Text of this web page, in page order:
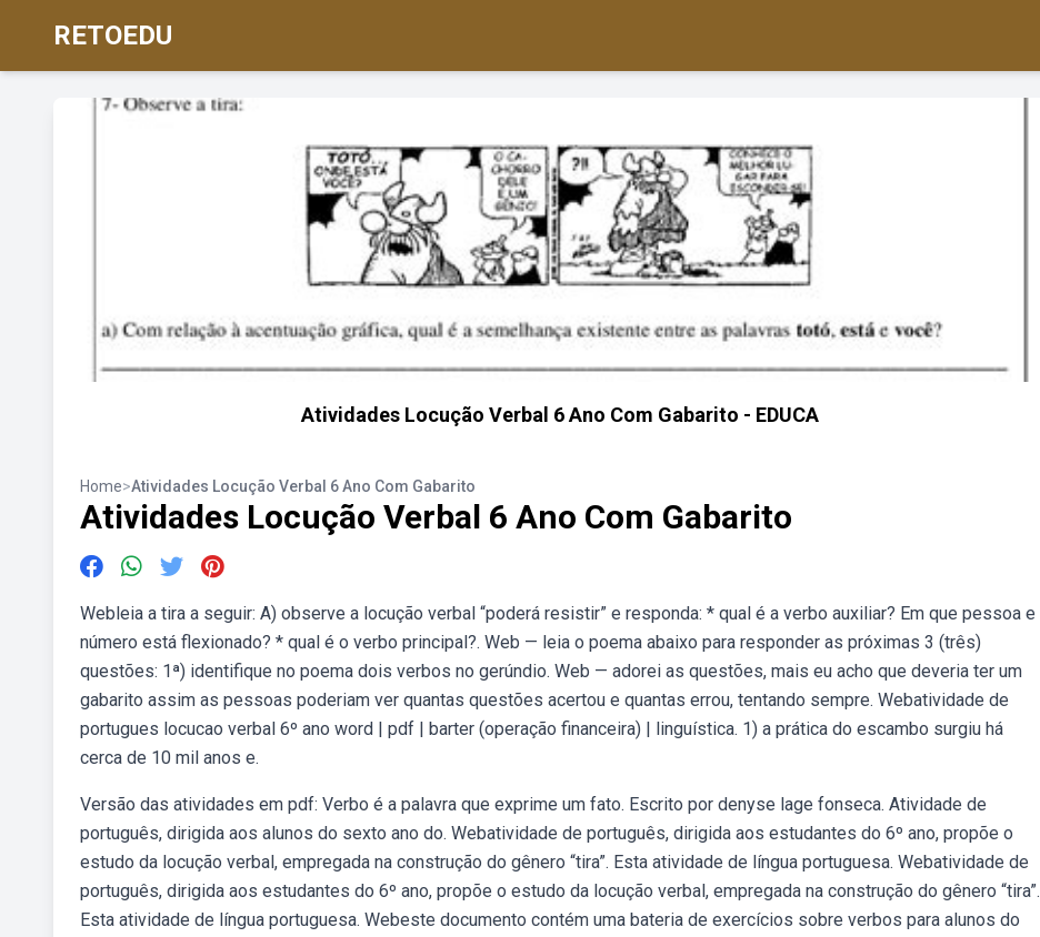
RETOEDU
Atividades Locução Verbal 6 Ano Com Gabarito - EDUCA
Home>Atividades Locução Verbal 6 Ano Com Gabarito
Atividades Locução Verbal 6 Ano Com Gabarito
Webleia a tira a seguir: A) observe a locução verbal “poderá resistir” e responda: * qual é a verbo auxiliar? Em que pessoa e
número está flexionado? * qual é o verbo principal?. Web — leia o poema abaixo para responder as próximas 3 (três)
questões: 1ª) identifique no poema dois verbos no gerúndio. Web — adorei as questões, mais eu acho que deveria ter um
gabarito assim as pessoas poderiam ver quantas questões acertou e quantas errou, tentando sempre. Webatividade de
portugues locucao verbal 6º ano word | pdf | barter (operação financeira) | linguística. 1) a prática do escambo surgiu há
cerca de 10 mil anos e.
Versão das atividades em pdf: Verbo é a palavra que exprime um fato. Escrito por denyse lage fonseca. Atividade de
português, dirigida aos alunos do sexto ano do. Webatividade de português, dirigida aos estudantes do 6º ano, propõe o
estudo da locução verbal, empregada na construção do gênero “tira”. Esta atividade de língua portuguesa. Webatividade de
português, dirigida aos estudantes do 6º ano, propõe o estudo da locução verbal, empregada na construção do gênero “tira”.
Esta atividade de língua portuguesa. Webeste documento contém uma bateria de exercícios sobre verbos para alunos do